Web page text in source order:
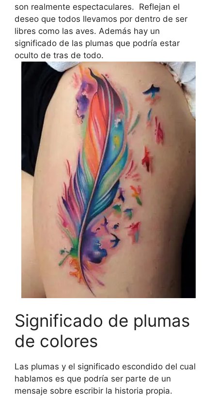
son realmente espectaculares. Reflejan el
deseo que todos llevamos por dentro de ser
libres como las aves. Además hay un
significado de las plumas que podría estar
oculto de tras de todo.
Significado de plumas
de colores
Las plumas y el significado escondido del cual
hablamos es que podría ser parte de un
mensaje sobre escribir la historia propia.